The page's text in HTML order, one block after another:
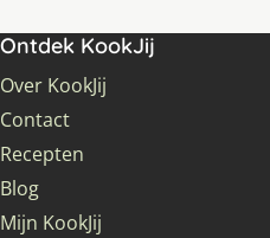
Ontdek KookJij
Over KookJij
Contact
Recepten
Blog
Mijn KookJij